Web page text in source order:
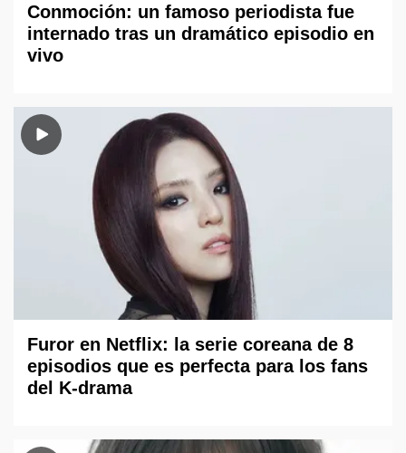
Conmoción: un famoso periodista fue
internado tras un dramático episodio en
vivo
Furor en Netflix: la serie coreana de 8
episodios que es perfecta para los fans
del K-drama